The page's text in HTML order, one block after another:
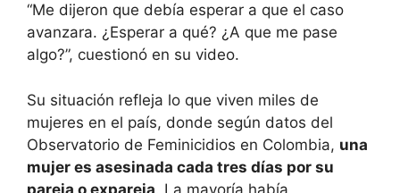
“Me dijeron que debía esperar a que el caso
avanzara. ¿Esperar a qué? ¿A que me pase
algo?”, cuestionó en su video.
Su situación refleja lo que viven miles de
mujeres en el país, donde según datos del
Observatorio de Feminicidios en Colombia, una
mujer es asesinada cada tres días por su
pareja o expareja . La mayoría había